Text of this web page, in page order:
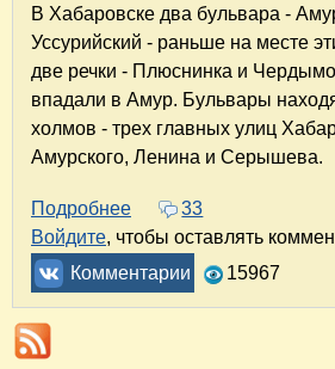
В Хабаровске два бульвара -
Уссурийский - раньше на месте
две речки - Плюснинка и
впадали в Амур. Бульвары
холмов - трех главных улиц
Амурского, Ленина и Серышева.
Подробнее о Любимый Хабаровск
33
Войдите, чтобы оставлять
Комментарии
15967